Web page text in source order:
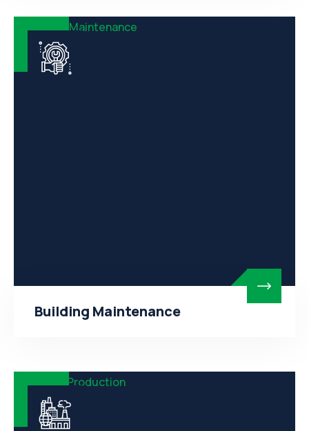
Building Maintenance